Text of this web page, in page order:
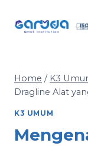
Home / K3
Dragline Alat
K3 UMUM